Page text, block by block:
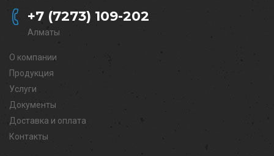
+7 (7273) 109-202
Алматы
О компании
Продукция
Услуги
Документы
Доставка и оплата
Контакты